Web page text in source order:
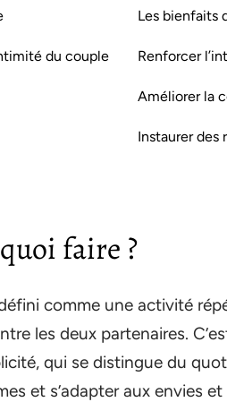
du couple
Les bienfaits
Renforcer
Améliorer la
Instaurer des
faire ?
comme une activité
les deux partenaires.
qui se distingue du
et s’adapter aux envies